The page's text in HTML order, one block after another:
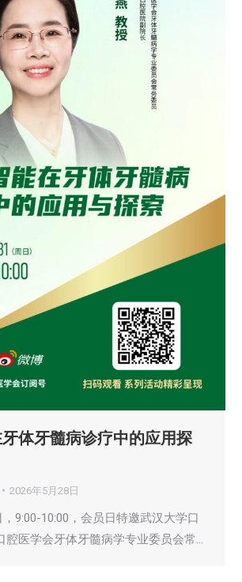
体牙髓病诊疗中的应用探
2026年5月28日
9:00-10:00，会员日特邀武汉大学口
腔医学会牙体牙髓病学专业委员会常…